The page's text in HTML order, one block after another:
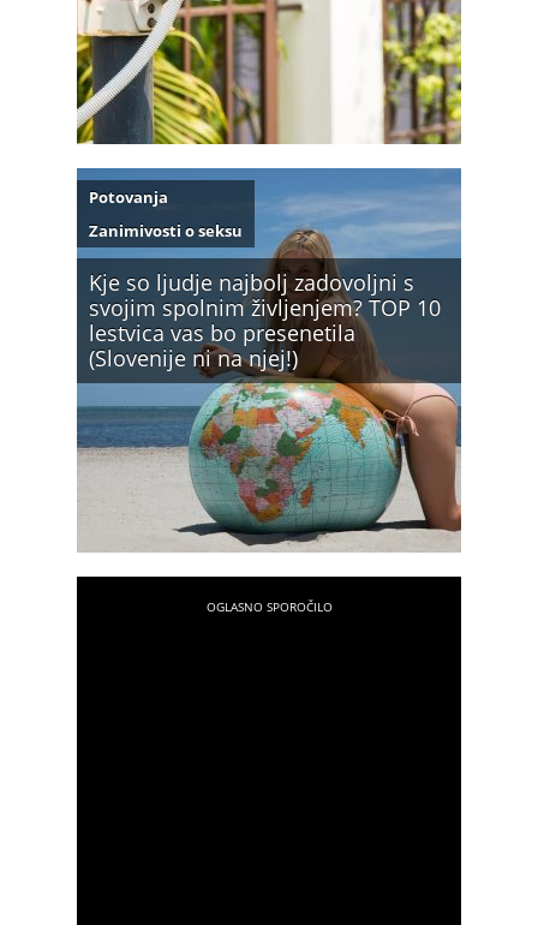
Kje so ljudje najbolj zadovoljni s
svojim spolnim življenjem? TOP 10
lestvica vas bo presenetila
(Slovenije ni na njej!)
Potovanja
Zanimivosti o seksu